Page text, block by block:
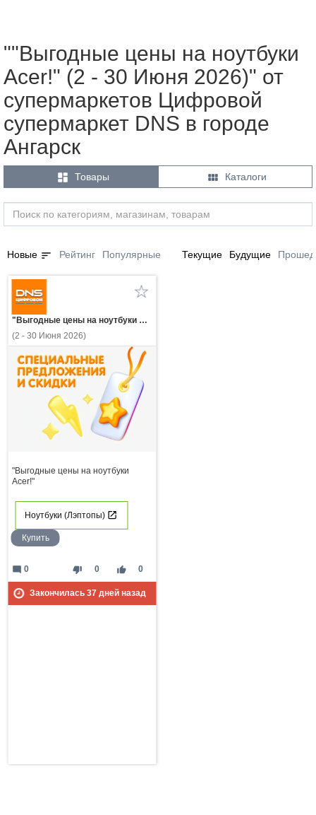
""Выгодные цены на ноутбуки
Acer!" (2 - 30 Июня 2026)" от
супермаркетов Цифровой
супермаркет DNS в городе
Ангарск
 Товары  Каталоги
Новые sort Рейтинг Популярные Текущие Будущие
"Выгодные цены на ноутбуки Acer!"
(2 - 30 Июня 2026)
"Выгодные цены на ноутбуки
Acer!"
Ноутбуки (Лэптопы)
Купить
thumb_down 0 thumb_up 0
mode_comment 0
Закончилась 37дней назад